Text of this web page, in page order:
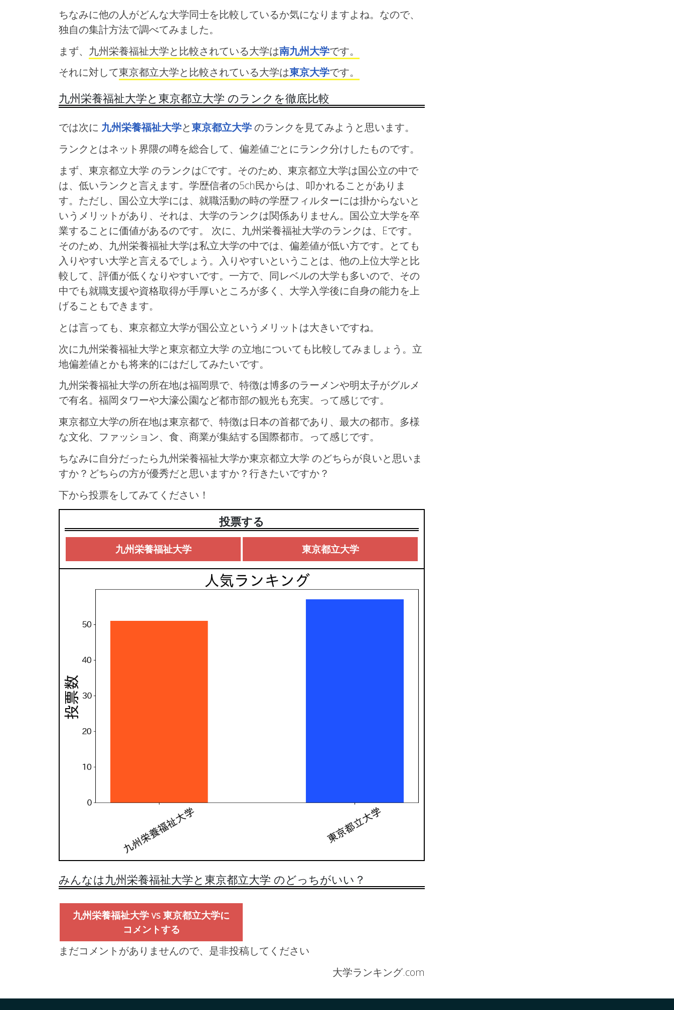
ちなみに他の人がどんな大学同士を比較しているか気になりますよね。なので、
独自の集計方法で調べてみました。
まず、 九州栄養福祉大学と比較されている大学は南九州大学です。
それに対して東京都立大学と比較されている大学は東京大学です。
九州栄養福祉大学と東京都立大学 のランクを徹底比較
では次に 九州栄養福祉大学と東京都立大学のランクを見てみようと思います。
ランクとはネット界隈の噂を総合して、偏差値ごとにランク分けしたものです。
まず、東京都立大学 のランクはCです。そのため、東京都立大学は国公立の中で
は、低いランクと言えます。学歴信者の5ch民からは、叩かれることがありま
す。ただし、国公立大学には、就職活動の時の学歴フィルターには掛からないと
いうメリットがあり、それは、大学のランクは関係ありません。国公立大学を卒
業することに価値があるのです。 次に、九州栄養福祉大学のランクは、Eです。
そのため、九州栄養福祉大学は私立大学の中では、偏差値が低い方です。とても
入りやすい大学と言えるでしょう。入りやすいということは、他の上位大学と比
較して、評価が低くなりやすいです。一方で、同レベルの大学も多いので、その
中でも就職支援や資格取得が手厚いところが多く、大学入学後に自身の能力を上
げることもできます。
とは言っても、東京都立大学が国公立というメリットは大きいですね。
次に九州栄養福祉大学と東京都立大学 の立地についても比較してみましょう。立
地偏差値とかも将来的にはだしてみたいです。
九州栄養福祉大学の所在地は福岡県で、特徴は博多のラーメンや明太子がグルメ
で有名。福岡タワーや大濠公園など都市部の観光も充実。って感じです。
東京都立大学の所在地は東京都で、特徴は日本の首都であり、最大の都市。多様
な文化、ファッション、食、商業が集結する国際都市。って感じです。
ちなみに自分だったら九州栄養福祉大学か東京都立大学 のどちらが良いと思いま
すか？どちらの方が優秀だと思いますか？行きたいですか？
下から投票をしてみてください！
投票する
九州栄養福祉大学 東京都立大学
みんなは九州栄養福祉大学と東京都立大学 のどっちがいい？
九州栄養福祉大学 vs 東京都立大学に
コメントする
まだコメントがありませんので、是非投稿してください
大学ランキング.com